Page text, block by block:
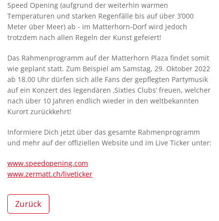
Speed Opening (aufgrund der weiterhin warmen
Temperaturen und starken Regenfälle bis auf über 3’000
Meter über Meer) ab - im Matterhorn-Dorf wird jedoch
trotzdem nach allen Regeln der Kunst gefeiert!
Das Rahmenprogramm auf der Matterhorn Plaza findet somit
wie geplant statt. Zum Beispiel am Samstag, 29. Oktober 2022
ab 18.00 Uhr dürfen sich alle Fans der gepflegten Partymusik
auf ein Konzert des legendären ‚Sixties Clubs‘ freuen, welcher
nach über 10 Jahren endlich wieder in den weltbekannten
Kurort zurückkehrt!
Informiere Dich jetzt über das gesamte Rahmenprogramm
und mehr auf der offiziellen Website und im Live Ticker unter:
www.speedopening.com
www.zermatt.ch/liveticker
Zurück